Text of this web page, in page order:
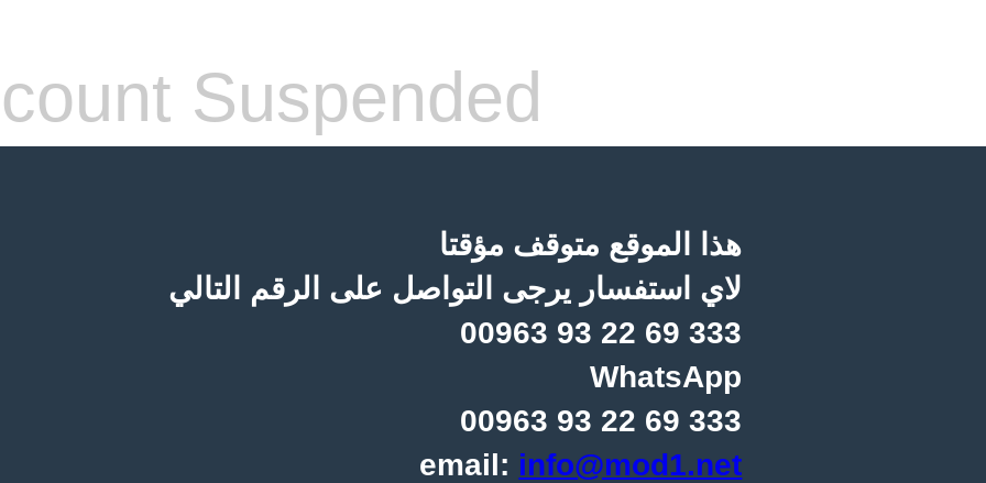
Suspended
هذا الموقع متوقف مؤقتا
لاي استفسار يرجى التواصل على الرقم التالي
00963 93 22 69 333
WhatsApp
00963 93 22 69 333
email: info@mod1.net